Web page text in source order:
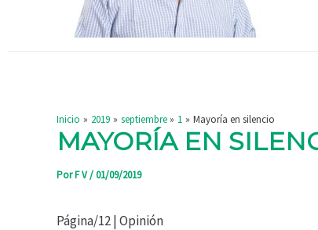
Inicio 2019 septiembre 1 Mayoría en silencio
MAYORÍA EN
PorF V/01/09/2019
Página/12 | Opinión